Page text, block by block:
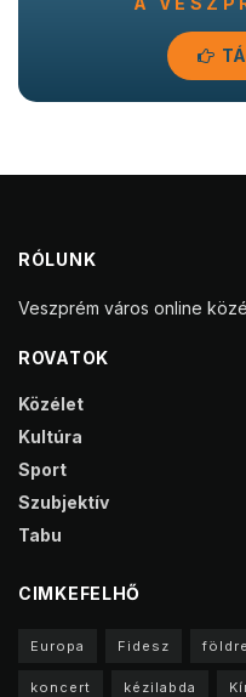
RÓLUNK
Veszprém város online
ROVATOK
Közélet
Kultúra
Sport
Szubjektív
Tabu
CIMKEFELHŐ
Europa Fidesz
koncert kézilabda